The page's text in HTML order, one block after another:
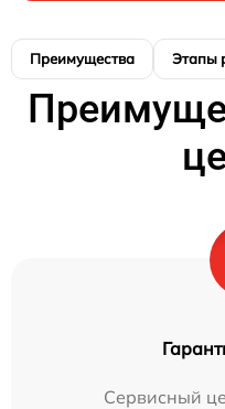
Преимущества Этапы
Сервисный